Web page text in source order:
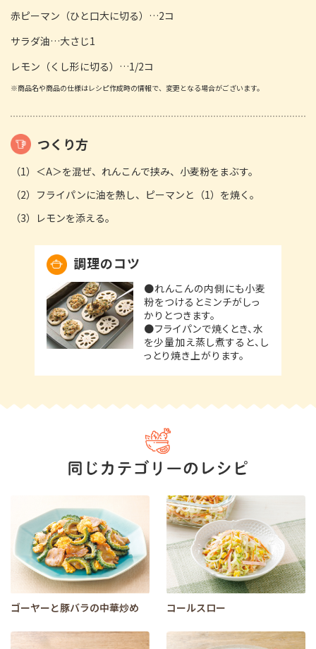
赤ピーマン（ひと口大に切る）…2コ
サラダ油…大さじ1
レモン（くし形に切る）…1/2コ
※商品名や商品の仕様はレシピ作成時の情報で、変更となる場合がございます。
つくり方
（1）＜A＞を混ぜ、れんこんで挟み、小麦粉をまぶす。
（2）フライパンに油を熱し、ピーマンと（1）を焼く。
（3）レモンを添える。
調理のコツ
●れんこんの内側にも小麦
粉をつけるとミンチがしっ
かりとつきます。
●フライパンで焼くとき、水
を少量加え蒸し煮すると、し
っとり焼き上がります。
ゴーヤーと豚バラの中華炒め コールスロー